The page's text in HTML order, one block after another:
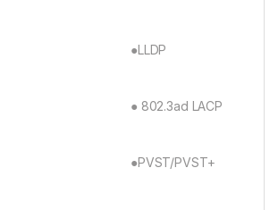
●LLDP
● 802.3ad LACP
●PVST/PVST+